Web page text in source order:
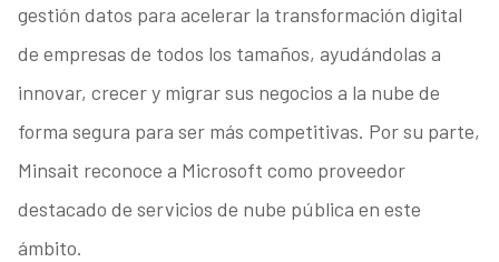
gestión datos para acelerar la transformación digital
de empresas de todos los tamaños, ayudándolas a
innovar, crecer y migrar sus negocios a la nube de
forma segura para ser más competitivas. Por su parte,
Minsait reconoce a Microsoft como proveedor
destacado de servicios de nube pública en este
ámbito.